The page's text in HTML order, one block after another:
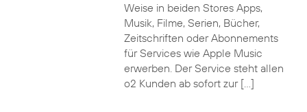
Weise in beiden Stores Apps,
Musik, Filme, Serien, Bücher,
Zeitschriften oder Abonnements
für Services wie Apple Music
erwerben. Der Service steht allen
o2 Kunden ab sofort zur […]